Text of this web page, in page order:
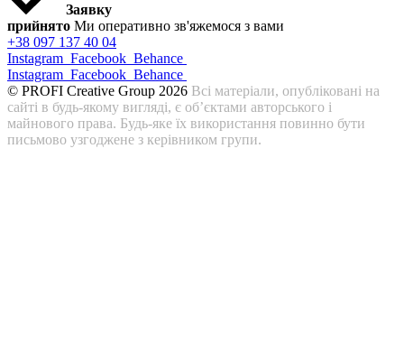
Заявку
прийнято Ми оперативно зв'яжемося з вами
+38 097 137 40 04
Instagram Facebook Behance
Instagram Facebook Behance
© PROFI Creative Group 2026 Всі матеріали, опубліковані на
сайті в будь-якому вигляді, є об’єктами авторського і
майнового права. Будь-яке їх використання повинно бути
письмово узгоджене з керівником групи.